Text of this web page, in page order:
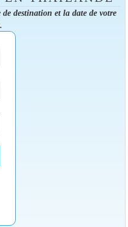
destination et la date de votre